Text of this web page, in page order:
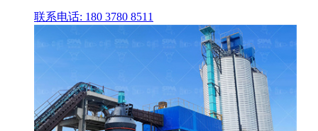
联系电话: 180 3780 8511